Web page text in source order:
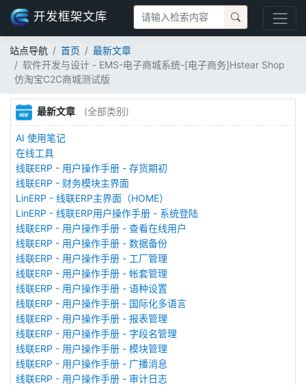
开发框架文库
站点导航 首页
最新文章
软件开发与设计 - EMS-电子商城系统-[电子商务]Hstear Shop
仿淘宝C2C商城测试版
最新文章 (全部类别)
AI 使用笔记
在线工具
线联ERP - 用户操作手册 - 存货期初
线联ERP - 财务模块主界面
LinERP - 线联ERP主界面（HOME）
LinERP - 线联ERP用户操作手册 - 系统登陆
线联ERP - 用户操作手册 - 查看在线用户
线联ERP - 用户操作手册 - 数据备份
线联ERP - 用户操作手册 - 工厂管理
线联ERP - 用户操作手册 - 帐套管理
线联ERP - 用户操作手册 - 语种设置
线联ERP - 用户操作手册 - 国际化多语言
线联ERP - 用户操作手册 - 报表管理
线联ERP - 用户操作手册 - 字段名管理
线联ERP - 用户操作手册 - 模块管理
线联ERP - 用户操作手册 - 广播消息
线联ERP - 用户操作手册 - 审计日志